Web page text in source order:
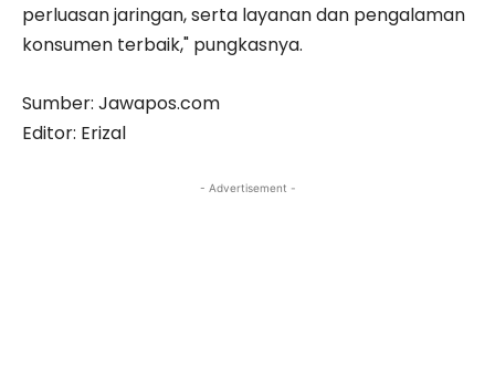
perluasan jaringan, serta layanan dan pengalaman
konsumen terbaik," pungkasnya.
Sumber: Jawapos.com
Editor: Erizal
- Advertisement -